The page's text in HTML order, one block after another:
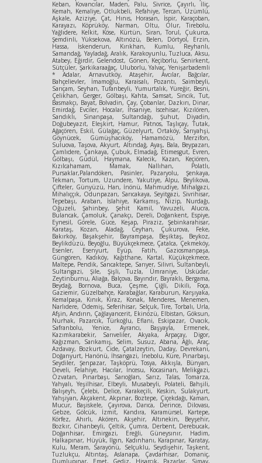
Keban, Kovancılar, Maden, Palu, Sivrice, Çayırlı, İliç,
Kemah, Kemaliye, Otlukbeli, Refahiye, Tercan, Üzümlü,
Aşkale, Aziziye, Çat, Hınıs, Horasan, İspir, Karaçoban,
Karayazı, Köprüköy, Narman, Oltu, Olur, Tirebolu,
Yağlıdere, Kelkit, Köse, Kürtün, Siran, Torul, Çukurca,
Şemdinli, Yüksekova, Altınözü, Belen, Dörtyol, Erzin,
Hassa, İskenderun, Kırıkhan, Kumlu, Reyhanlı,
Samandağ, Yayladağ, Aralık, Karakoyunlu, Tuzluca, Aksu,
Atabey, Eğirdir, Gelendost, Gönen, Keçiborlu, Senirkent,
Sütçüler, Şarkikaraağaç, Uluborlu, Yalvaç, Yenişarbademli
* Adalar, Arnavutköy, Ataşehir, Avcılar, Bağcılar,
Bahçelievler, İmamoğlu, Karaisalı, Pozantı, Saimbeyli,
Sarıçam, Seyhan, Tufanbeyli, Yumurtalık, Yüreğir, Besni,
Çelikhan, Gerger, Gölbaşı, Kahta, Samsat, Sincik, Tut,
Basmakçı, Bayat, Bolvadin, Çay, Çobanlar, Dazkırı, Dinar,
Emirdağ, Evciler, Hocalar, İhsaniye, İscehisar, Kızılören,
Sandıklı, Sinanpaşa, Sultandağı, Şuhut, Diyadin,
Doğubeyazıt, Eleşkirt, Hamur, Patnos, Taşlıçay, Tutak,
Ağaçören, Eskil, Gülağaç, Güzelyurt, Ortaköy, Sarıyahşi,
Göynücek, Gümüşhacıköy, Hamamözü, Merzifon,
Suluova, Taşova, Akyurt, Altındağ, Ayaş, Bala, Beypazarı,
Çamlıdere, Çankaya, Çubuk, Elmadağ, Etimesgut, Evren,
Gölbaşı, Güdül, Haymana, Kalecik, Kazan, Keçiören,
Kızılcahamam, Mamak, Nallıhan, Polatlı,
Pursaklar,Palandöken, Pasinler, Pazaryolu, Şenkaya,
Tekman, Tortum, Uzundere, Yakutiye, Alpu, Beylikova,
Çifteler, Günyüzü, Han, İnönü, Mahmudiye, Mihalgazi,
Mihalıççık, Odunpazarı, Sarıcakaya, Seyitgazi, Sivrihisar,
Tepebaşı, Araban, İslahiye, Karkamış, Nizip, Nurdağı,
Oğuzeli, Şahinbey, Şehit Kamil, Yavuzeli, Alucra,
Bulancak, Çamoluk, Çanakçı, Dereli, Doğankent, Espiye,
Eynesil, Görele, Güce, Keşap, Piraziz, Şebinkarahisar,
Karataş, Kozan, Aladağ, Ceyhan, Çukurova, Feke,
Bakırköy, Başakşehir, Bayrampaşa, Beşiktaş, Beykoz,
Beylikdüzü, Beyoğlu, Büyükçekmece, Çatalca, Çekmeköy,
Esenler, Esenyurt, Eyüp, Fatih, Gaziosmanpaşa,
Güngören, Kadıköy, Kağıthane, Kartal, Küçükçekmece,
Maltepe, Pendik, Sancaktepe, Sarıyer, Silivri, Sultanbeyli,
Sultangazi, Şile, Şişli, Tuzla, Ümraniye, Üsküdar,
Zeytinburnu, Aliağa, Balçova, Bayındır, Bayraklı, Bergama,
Beydağ, Bornova, Buca, Çeşme, Çiğli, Dikili, Foça,
Gaziemir, Güzelbahçe, Karabağlar, Karaburun, Karşıyaka,
Kemalpaşa, Kınık, Kiraz, Konak, Menderes, Menemen,
Narlıdere, Ödemiş, Seferihisar, Selçuk, Tire, Torbalı, Urla,
Afşin, Andırın, Çağlayancerit, Ekinözü, Elbistan, Göksun,
Nurhak, Pazarcık, Türkoğlu, Eflani, Eskipazar, Ovacık,
Safranbolu, Yenice, Ayrancı, Başyayla, Ermenek,
Kazımkarabekir, Sarıveliler, Akyaka, Arpaçay, Digor,
Kağızman, Sarıkamış, Selim, Susuz, Abana, Ağlı, Araç,
Azdavay, Bozkurt, Cide, Çatalzeytin, Daday, Devrekani,
Doğanyurt, Hanönü, İhsangazi, İnebolu, Küre, Pınarbaşı,
Seydiler, Şenpazar, Taşköprü, Tosya, Akkışla, Bünyan,
Develi, Felahiye, Hacılar, İncesu, Kocasinan, Melikgazi,
Özvatan, Pınarbaşı, Sarıoğlan, Sarız, Talas, Tomarza,
Yahyalı, Yeşilhisar, Elbeyli, Musabeyli, Polateli, Bahşili,
Balışeyh, Çelebi, Delice, Karakeçili, Keskin, Sulakyurt,
Yahşiyan, Akçakent, Akpınar, Boztepe, Çiçekdağı, Kaman,
Mucur, Başiskele, Çayırova, Darıca, Derince, Dilovası,
Gebze, Gölcük, İzmit, Kandıra, Karamürsel, Kartepe,
Körfez, Ahırlı, Akören, Akşehir, Altınekin, Beyşehir,
Bozkır, Cihanbeyli, Çeltik, Çumra, Derbent, Derebucak,
Doğanhisar, Emirgazi, Ereğli, Güneysınır, Hadim,
Halkapınar, Hüyük, Ilgın, Kadınhanı, Karapınar, Karatay,
Kulu, Meram, Sarayönü, Selçuklu, Seydişehir, Taşkent,
Tuzlukçu, Altıntaş, Aslanapa, Çavdarhisar, Domaniç,
Dumlupınar, Emet, Gediz, Hisarcık, Pazarlar, Simav,